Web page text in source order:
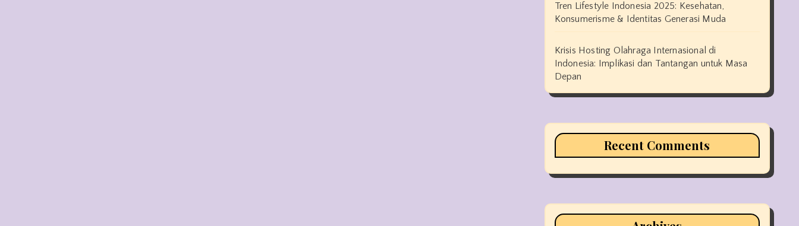
Tren Lifestyle Indonesia 2025: Kesehatan,
Konsumerisme & Identitas Generasi Muda
Krisis Hosting Olahraga Internasional di
Indonesia: Implikasi dan Tantangan untuk Masa
Depan
Recent Comments